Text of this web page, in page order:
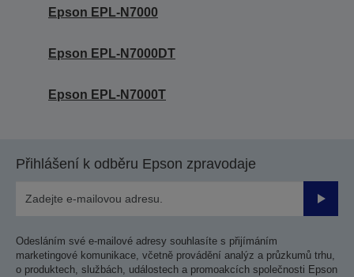
Epson EPL-N7000
Epson EPL-N7000DT
Epson EPL-N7000T
Přihlášení k odběru Epson zpravodaje
Odesláním své e-mailové adresy souhlasíte s přijímáním
marketingové komunikace, včetně provádění analýz a průzkumů trhu,
o produktech, službách, událostech a promoakcích společnosti Epson